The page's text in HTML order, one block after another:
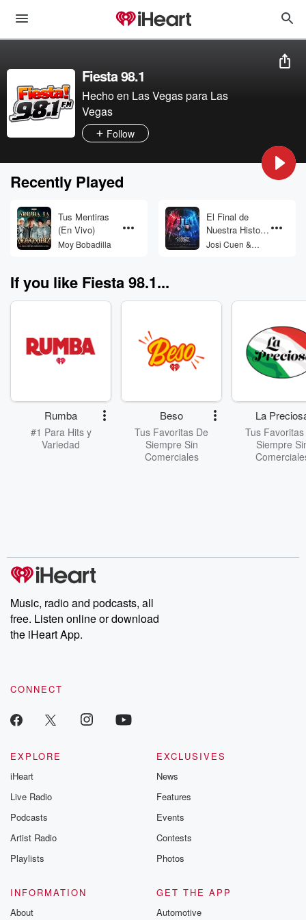
Fiesta 98.1
Hecho en Las Vegas para Las
Vegas
Follow
Recently Played
Tus Mentiras
(En Vivo)
Moy Bobadilla
El Final de
Nuestra Historia
(Juntos)
Josi Cuen &
If you like Fiesta 98.1...
Rumba
#1 Para Hits y
Variedad
Beso
Tus Favoritas De
Siempre Sin
Comerciales
La
Tus
Siempre
Music, radio and podcasts, all
free. Listen online or download
the iHeart App.
CONNECT
EXPLORE
iHeart
Live Radio
Podcasts
Artist Radio
Playlists
EXCLUSIVES
News
Features
Events
Contests
Photos
INFORMATION
About
GET THE APP
Automotive